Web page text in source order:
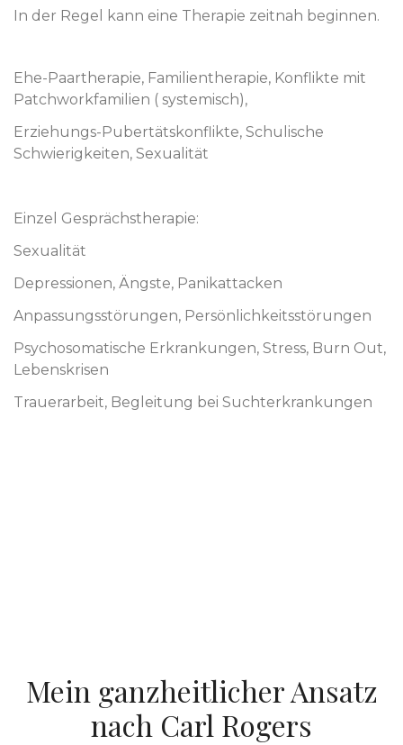
In der Regel kann eine Therapie zeitnah beginnen.
Ehe-Paartherapie, Familientherapie, Konflikte mit
Patchworkfamilien ( systemisch),
Erziehungs-Pubertätskonflikte, Schulische
Schwierigkeiten, Sexualität
Einzel Gesprächstherapie:
Sexualität
Depressionen, Ängste, Panikattacken
Anpassungsstörungen, Persönlichkeitsstörungen
Psychosomatische Erkrankungen, Stress, Burn Out,
Lebenskrisen
Trauerarbeit, Begleitung bei Suchterkrankungen
Mein ganzheitlicher Ansatz
nach Carl Rogers